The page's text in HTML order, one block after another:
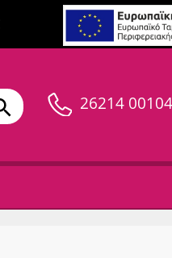
26214 00104